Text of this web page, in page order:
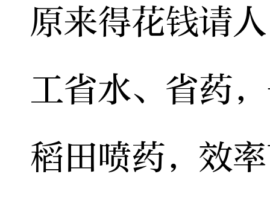
原来得花钱请
工省水、省药
稻田喷药，效